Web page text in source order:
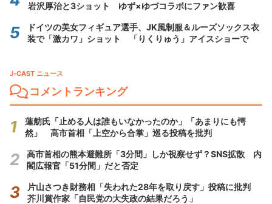
岩沢厚治と3ショット ゆず×ゆづコラボにファン歓喜
ドイツの美女フィギュア選手、JK風制服＆ルーズソックス衣
装で「激カワ」ショット 「りくりゅう」アイスショーで
J-CAST ニュース
コメントランキング
蓮舫氏「止める人は誰もいなかったのか」「あまりにも愕
然」 高市首相「上空から合掌」巡る投稿を批判
高市首相の熊本避難所「3分間」しか視察せず？SNS拡散 内
閣広報官「51分間」だと否定
片山さつき財務相「失われた28年を取り戻す」投稿に批判
芥川賞作家「自民党の大失政の結果だろう」